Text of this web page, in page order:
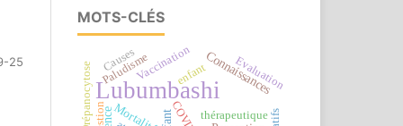
25
MOTS-CLÉS
LubumbashiConnaissances
Mortalité
Paludisme
thérapeutique
Evaluation
Vaccination
Drépanocytose enfant
Causes